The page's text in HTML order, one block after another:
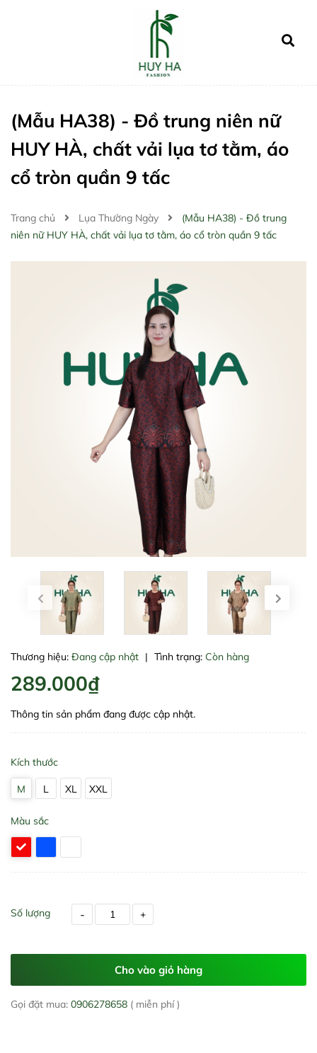
(Mẫu HA38) - Đồ trung niên nữ
HUY HÀ, chất vải lụa tơ tằm, áo
cổ tròn quần 9 tấc
Trang chủ Lụa Thường Ngày
(Mẫu HA38) - Đồ trung
niên nữ HUY HÀ, chất vải lụa tơ tằm, áo cổ tròn quần 9 tấc
Thương hiệu: Đang cập nhật | Tình trạng: Còn hàng
289.000₫
Thông tin sản phẩm đang được cập nhật.
Kích thước
M L XL XXL
Màu sắc
Số lượng - +
Cho vào giỏ hàng
Gọi đặt mua: 0906278658 ( miễn phí )